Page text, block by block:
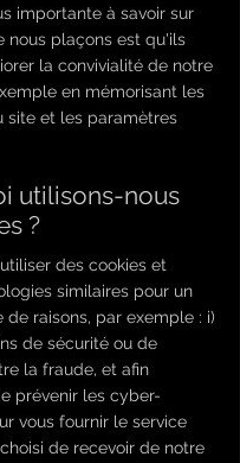
importante à savoir sur
nous plaçons est qu'ils
la convivialité de notre
en mémorisant les
site et les paramètres
utilisons-nous
?
des cookies et
similaires pour un
raisons, par exemple : i)
de sécurité ou de
la fraude, et afin
prévenir les cyber-
vous fournir le service
de recevoir de notre